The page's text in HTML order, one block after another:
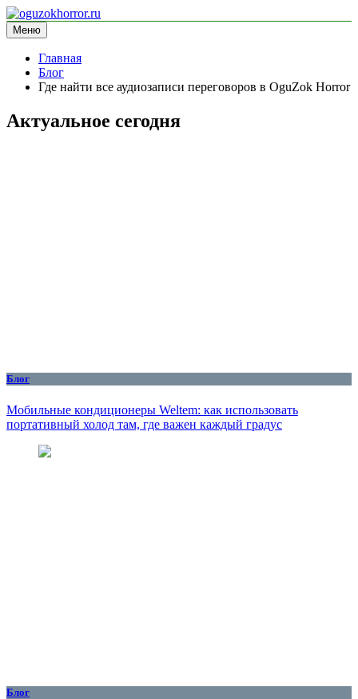
Перейти
к
содержимому
oguzokhorror.ru
информационный сайт
Меню
Главная
Блог
Где найти все аудиозаписи переговоров в OguZok Horror
Актуальное сегодня
Блог
Мобильные кондиционеры Weltem: как использовать
портативный холод там, где важен каждый градус
Блог